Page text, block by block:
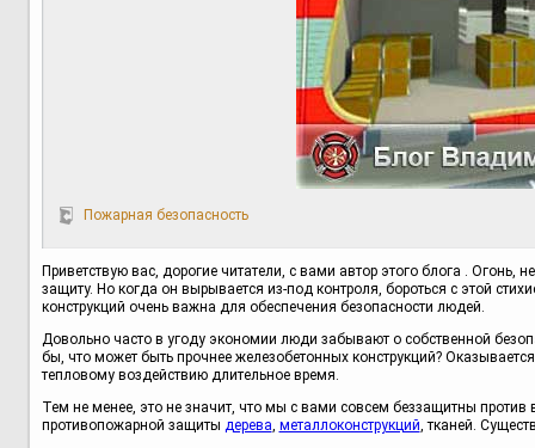
Пожарная безопасность
Приветствую вас, дорогие читатели, с вами автор этого блога .
защиту. Но когда он вырывается из-под контроля, бороться с этой
конструкций очень важна для обеспечения безопасности людей.
Довольно часто в угоду экономии люди забывают о собственной
бы, что может быть прочнее железобетонных конструкций?
тепловому воздействию длительное время.
Тем не менее, это не значит, что мы с вами совсем беззащитны
противопожарной защиты дерева, металлоконструкций, тканей.